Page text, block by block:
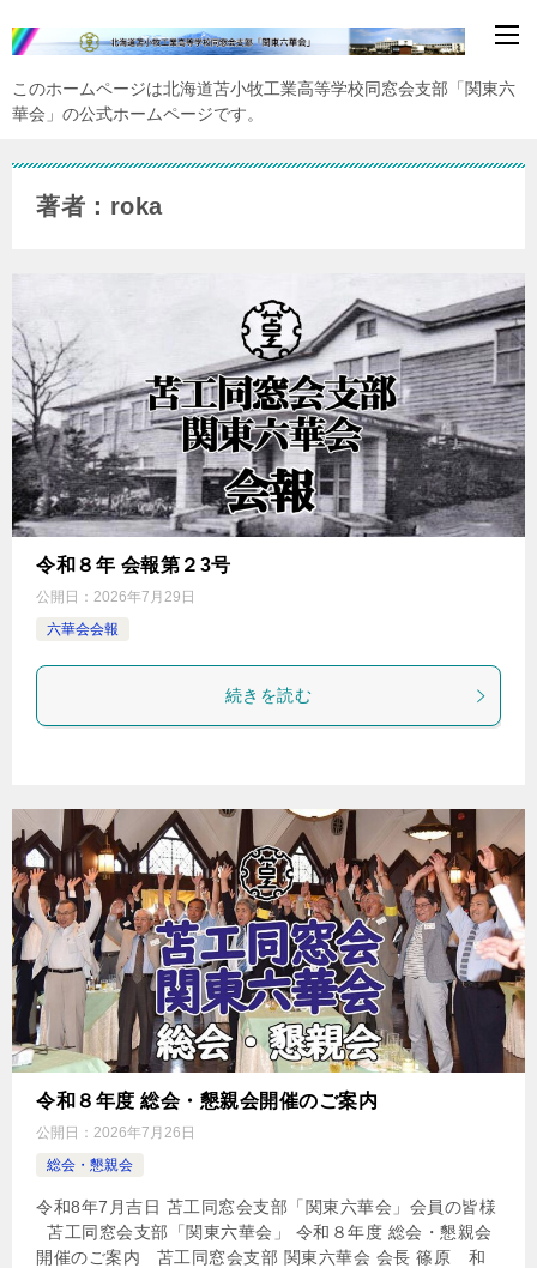
このホームページは北海道苫小牧工業高等学校同窓会支部「関東六
華会」の公式ホームページです。
著者：roka
令和８年 会報第２3号
公開日： 2026年7月29日
六華会会報
続きを読む
令和８年度 総会・懇親会開催のご案内
公開日： 2026年7月26日
総会・懇親会
令和8年7月吉日 苫工同窓会支部「関東六華会」会員の皆様
苫工同窓会支部「関東六華会」 令和８年度 総会・懇親会
開催のご案内 苫工同窓会支部 関東六華会 会長 篠原 和